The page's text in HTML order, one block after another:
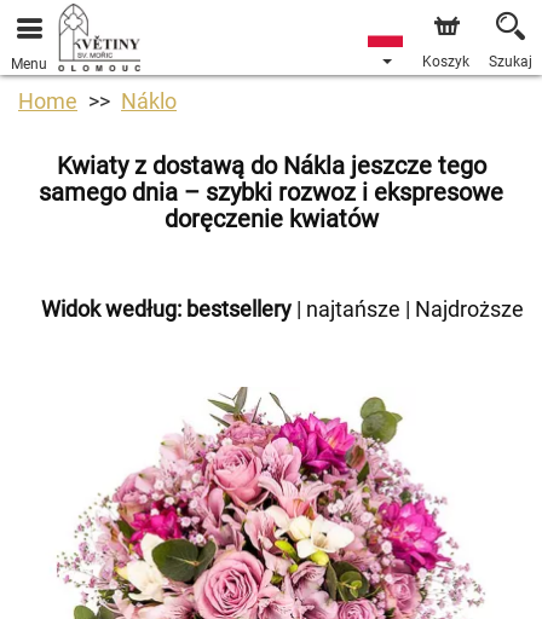
Menu Koszyk Szukaj
Home Náklo
Kwiaty z dostawą do Nákla jeszcze tego
samego dnia – szybki rozwoz i ekspresowe
doręczenie kwiatów
Widok według: bestsellery | najtańsze | Najdroższe